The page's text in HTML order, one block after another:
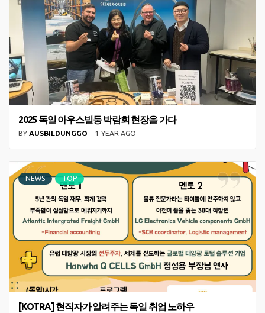
2025 독일 아우스빌둥 박람회 현장을 가다
BY AUSBILDUNGGO 1 YEAR AGO
NEWS TOP
[KOTRA] 현직자가 알려주는 독일 취업 노하우